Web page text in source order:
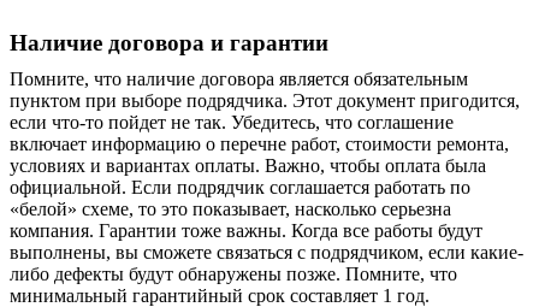
Наличие договора и гарантии
Помните, что наличие договора является обязательным
пунктом при выборе подрядчика. Этот документ пригодится,
если что-то пойдет не так. Убедитесь, что соглашение
включает информацию о перечне работ, стоимости ремонта,
условиях и вариантах оплаты. Важно, чтобы оплата была
официальной. Если подрядчик соглашается работать по
«белой» схеме, то это показывает, насколько серьезна
компания. Гарантии тоже важны. Когда все работы будут
выполнены, вы сможете связаться с подрядчиком, если какие-
либо дефекты будут обнаружены позже. Помните, что
минимальный гарантийный срок составляет 1 год.